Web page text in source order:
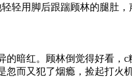
轻用脚后跟踹顾林的腿肚
暗红。顾林倒觉得好看，c
而又犯了烟瘾，捡起打火